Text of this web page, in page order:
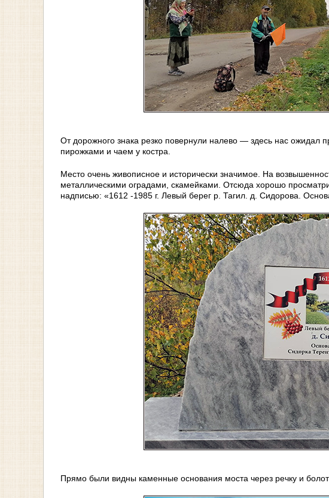
От дорожного знака резко повернули налево — здесь нас ожидал
пирожками и чаем у костра.
Место очень живописное и исторически значимое. На
металлическими оградами, скамейками. Отсюда хорошо
надписью: «1612 -1985 г. Левый берег р. Тагил. д. Сидорова.
Прямо были видны каменные основания моста через речку и